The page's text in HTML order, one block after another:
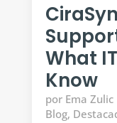
What
Know
por Ema Zulic
Blog,